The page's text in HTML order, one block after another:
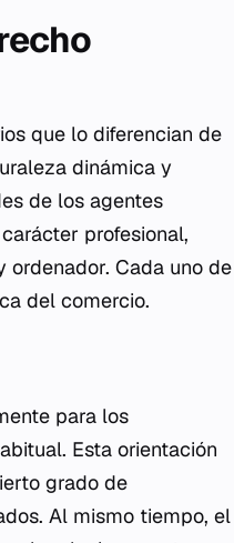
que lo diferencian de
dinámica y
de los agentes
profesional,
ordenador. Cada uno de
del comercio.
para los
Esta orientación
grado de
Al mismo tiempo, el